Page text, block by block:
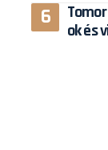
ok és